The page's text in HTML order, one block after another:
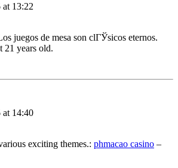
at 13:22
juegos de mesa son clГЎsicos eternos.
21 years old.
at 14:40
exciting themes.: phmacao casino –